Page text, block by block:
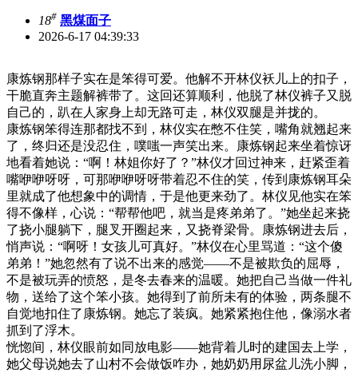
18# 黑煤面子
2026-6-17 04:39:33
康炼钢那样子实在是笨得可爱。他解不开林仪袄儿上的扣子，
干脆直奔主题解裤带了。这回还算顺利，他脱了林仪裤子又脱
自己的，趴在人家身上却无路可走，林仪双腿是并拢的。
康炼钢笨得连那都找不到，林仪实在憋不住笑，嘴角就翘起来
了，终归还是没忍住，噗嗤一声笑出来。康炼钢起来坐着惊讶
地看着她说：“啊！林姐你好了？”林仪才回过神来，赶紧歪着
嘴咿咿呀呀，可那咿咿呀呀带着忍不住的笑，传到康炼钢耳朵
里就成了他想象中的调情，于是他更来劲了。林仪见他实在笨
得不像样，心说：“帮帮他吧，就当是疼弟弟了。”她坐起来挠
了挠小腿躺下，腿叉开圈起来，又挠脊梁骨。康炼钢进去后，
悄声说：“啊呀！女孩儿可真好。”林仪在心里骂道：“这个傻
弟弟！”她忽然有了说不出来的感觉——不是被欺负的屈辱，
不是被玩弄的愤怒，是冬去春来的温暖。她把自己当做一件礼
物，送给了这个笨小孩。她得到了前所未有的体验，两条腿不
自觉地扣住了康炼钢。她忘了装疯。她紧紧抱住他，像溺水者
抓到了浮木。
恍惚间，林仪眼前如同放电影——她背着儿时的建国去上学，
她父母说她去了山村不会做饭咋办，她奶奶用尿盆儿洗小脚，